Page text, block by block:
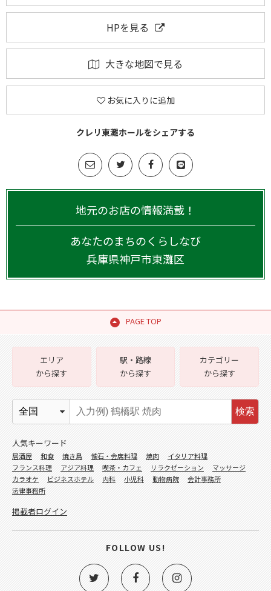
HPを見る
大きな地図で見る
お気に入りに追加
クレリ東灘ホールをシェアする
地元のお店の情報満載！
あなたのまちのくらしなび
兵庫県神戸市東灘区
PAGE TOP
エリア
から探す
駅・路線
から探す
カテゴリー
から探す
検索
人気キーワード
居酒屋 和食 焼き鳥 懐石・会席料理 焼肉
イタリア料理
フランス料理
アジア料理 喫茶・カフェ リラクゼーション
マッサージ
カラオケ
ビジネスホテル 内科 小児科 動物病院
会計事務所
法律事務所
掲載者ログイン
FOLLOW US!